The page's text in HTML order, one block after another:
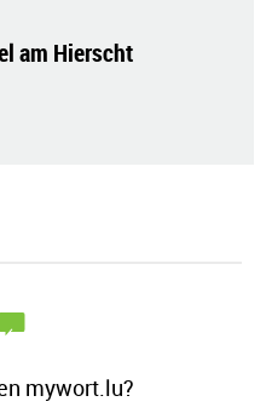
am Hierscht
mywort.lu?